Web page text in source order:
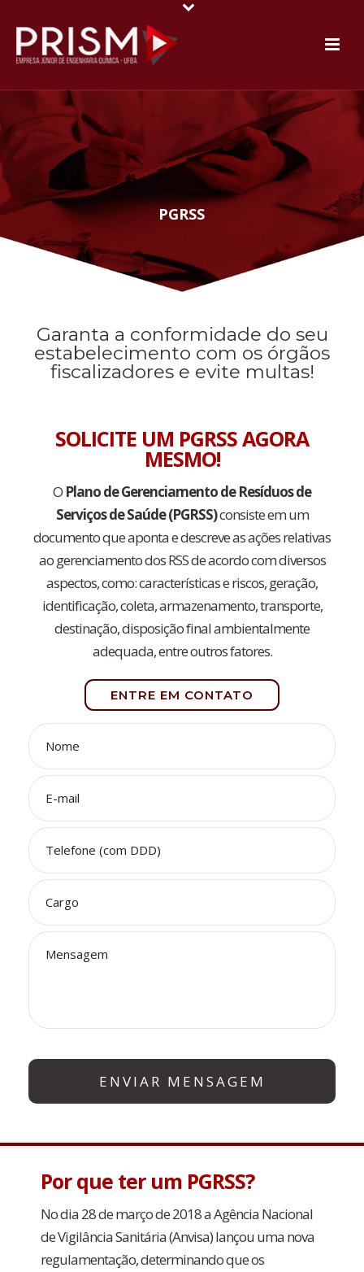
PGRSS
Garanta a conformidade do seu
estabelecimento com os órgãos
fiscalizadores e evite multas!
SOLICITE UM PGRSS AGORA
MESMO!
O Plano de Gerenciamento de Resíduos de
Serviços de Saúde (PGRSS)consiste em um
documento que aponta e descreve as ações relativas
ao gerenciamento dos RSS de acordo com diversos
aspectos, como: características e riscos, geração,
identificação, coleta, armazenamento, transporte,
destinação, disposição final ambientalmente
adequada, entre outros fatores.
ENTRE EM CONTATO
Nome
E-
mail*
Telefone
(com
DDD)*
Cargo
Mensagem
Por que ter um PGRSS?
No dia 28 de março de 2018 a Agência Nacional
de Vigilância Sanitária (Anvisa) lançou uma nova
regulamentação, determinando que os